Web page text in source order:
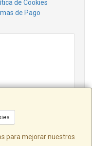
para mejorar nuestros
de Cookies
de Pago